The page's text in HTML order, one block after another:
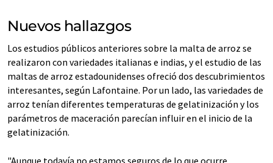
Nuevos hallazgos
Los estudios públicos anteriores sobre la malta de arroz se
realizaron con variedades italianas e indias, y el estudio de las
maltas de arroz estadounidenses ofreció dos descubrimientos
interesantes, según Lafontaine. Por un lado, las variedades de
arroz tenían diferentes temperaturas de gelatinización y los
parámetros de maceración parecían influir en el inicio de la
gelatinización.
"Aunque todavía no estamos seguros de lo que ocurre